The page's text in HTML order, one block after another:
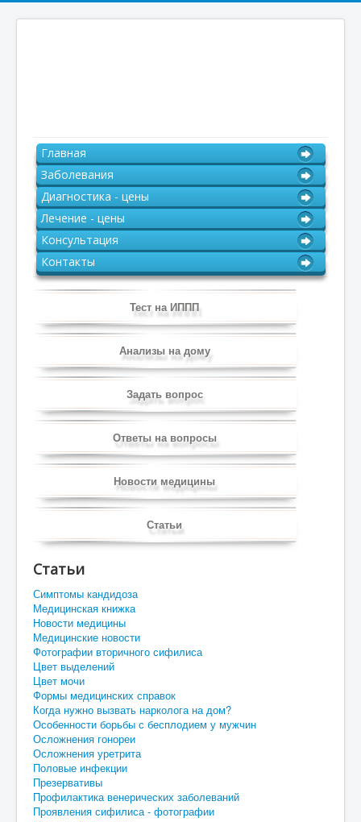
Главная
Заболевания
Диагностика - цены
Лечение - цены
Консультация
Контакты
Тест на ИППП
Анализы на дому
Задать вопрос
Ответы на вопросы
Новости медицины
Статьи
Статьи
Симптомы кандидоза
Медицинская книжка
Новости медицины
Медицинские новости
Фотографии вторичного сифилиса
Цвет выделений
Цвет мочи
Формы медицинских справок
Когда нужно вызвать нарколога на дом?
Особенности борьбы с бесплодием у мужчин
Осложнения гонореи
Осложнения уретрита
Половые инфекции
Презервативы
Профилактика венерических заболеваний
Проявления сифилиса - фотографии